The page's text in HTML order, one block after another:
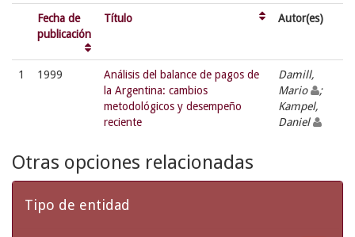
Fecha de
publicación
Título Autor(es)
1 1999
Análisis del balance de pagos de
la Argentina: cambios
metodológicos y desempeño
reciente
Damill,
Mario
;
Kampel,
Daniel
Otras opciones relacionadas
Tipo de entidad